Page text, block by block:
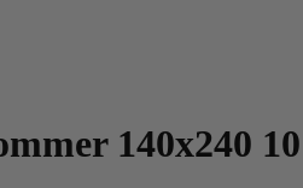
140x240